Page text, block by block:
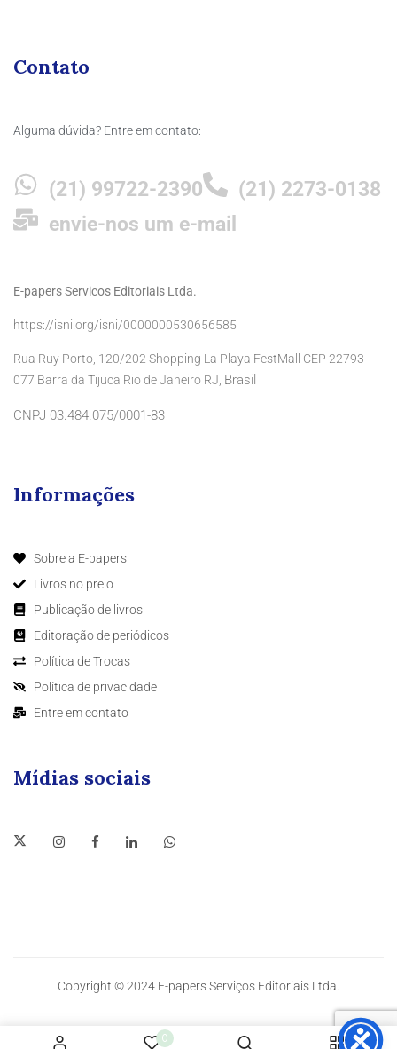
0
Contato
Alguma dúvida? Entre em contato:
(21) 99722-2390
(21) 2273-0138
envie-nos um e-mail
E-papers Servicos Editoriais Ltda.
https://isni.org/isni/0000000530656585
Rua Ruy Porto, 120/202 Shopping La Playa FestMall CEP 22793-
077 Barra da Tijuca Rio de Janeiro RJ, Brasil
CNPJ 03.484.075/0001-83
Informações
Sobre a E-papers
Livros no prelo
Publicação de livros
Editoração de periódicos
Política de Trocas
Política de privacidade
Entre em contato
Mídias sociais
Copyright © 2024 E-papers Serviços Editoriais Ltda.